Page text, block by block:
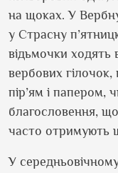
на щоках. У Вербну
у Страсну
відьмочки ходять
вербових
пір’ям і папером,
благословення,
часто отримують
У середньовічному